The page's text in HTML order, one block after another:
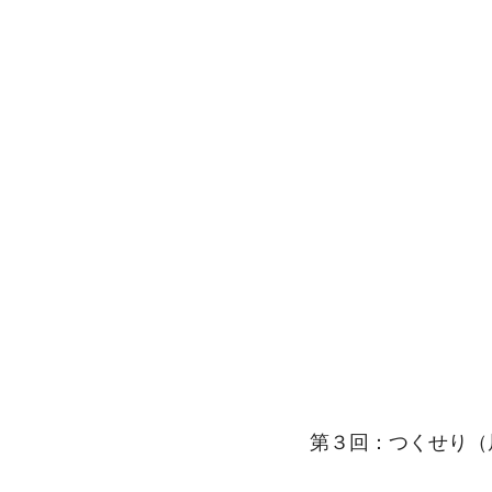
第３回：つくせり